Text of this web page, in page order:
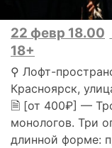
22 февр 18.00
18+
⚲ Лофт-
Красноярск,
🗎 [от 400₽] —
монологов. Три
длинной форме: